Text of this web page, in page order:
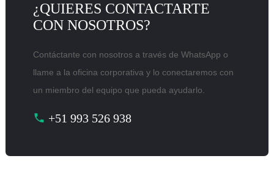
¿QUIERES CONTACTARTE
CON NOSOTROS?
Contáctante con nosotros a través de WhatsApp o
llame a la oficina corporativa y lo conectaremos con
un miembro del equipo que pueda ayudarlo.
+51 993 526 938